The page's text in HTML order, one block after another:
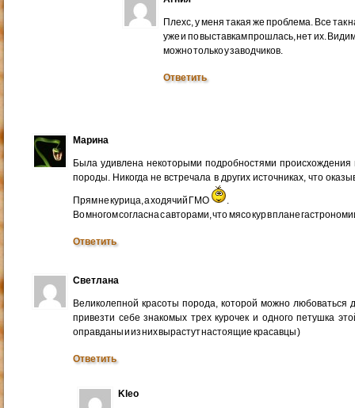
Плехс, у меня такая же проблема. Все так
уже и по выставкам прошлась, нет их.
можно только у заводчиков.
Ответить
Марина
Была удивлена некоторыми подробностями
породы. Никогда не встречала в других источниках, что
Прям не курица, а ходячий ГМО
.
Во многом согласна с авторами, что мясо кур в плане
Ответить
Светлана
Великолепной красоты порода, которой можно любоваться
привезти себе знакомых трех курочек и одного петушка
оправданы и из них вырастут настоящие красавцы )
Ответить
Kleo